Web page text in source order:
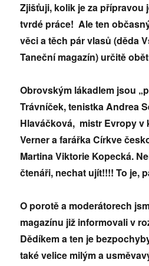
Zjišťuji, kolik je za přípravou
tvrdé práce! Ale ten
věci a těch pár vlasů (děda
Taneční magazín) určitě
Obrovským lákadlem jsou
Trávníček, tenistka Andrea
Hlaváčková, mistr Evropy v
Verner a farářka Církve
Martina Viktorie Kopecká.
čtenáři, nechat ujít!!!! To je,
O porotě a moderátorech
magazínu již informovali v
Dědíkem a ten je
také velice milým a